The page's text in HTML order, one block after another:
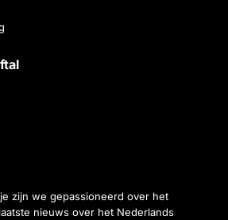
zijn we gepassioneerd over het
nieuws over het Nederlands